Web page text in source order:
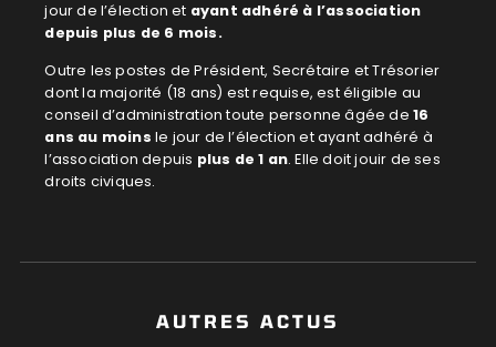
jour de l’élection et ayant adhéré à l’association
depuis plus de 6 mois.
Outre les postes de Président, Secrétaire et Trésorier
dont la majorité (18 ans) est requise, est éligible au
conseil d’administration toute personne âgée de 16
ans au moins le jour de l’élection et ayant adhéré à
l’association depuis plus de 1 an. Elle doit jouir de ses
droits civiques.
AUTRES ACTUS